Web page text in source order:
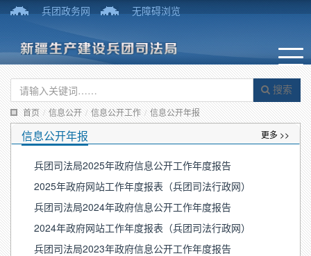
兵团政务网 无障碍浏览
搜索
首页 / 信息公开 / 信息公开工作 / 信息公开年报
信息公开年报 更多 >>
兵团司法局2025年政府信息公开工作年度报告
2025年政府网站工作年度报表（兵团司法行政网）
兵团司法局2024年政府信息公开工作年度报告
2024年政府网站工作年度报表（兵团司法行政网）
兵团司法局2023年政府信息公开工作年度报告